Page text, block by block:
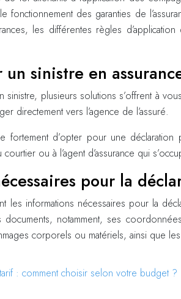
fonctionnement des garanties de
les différentes règles
un sinistre en
sinistre, plusieurs solutions s’offrent à
directement vers l’agence de l’assuré.
fortement d’opter pour une
ou à l’agent d’assurance qui
pour la
les informations nécessaires pour la
documents, notamment, ses
corporels ou matériels, ainsi que
: comment choisir selon votre budget ?